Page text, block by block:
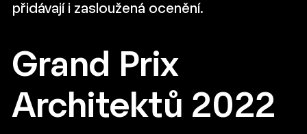
přidávají i zasloužená ocenění.
Grand Prix
Architektů 2022